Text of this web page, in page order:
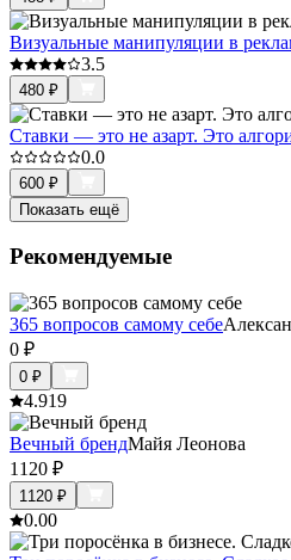
Визуальные манипуляции в
3.5
480 ₽
Ставки — это не азарт. Это
0.0
600 ₽
Показать ещё
Рекомендуемые
365 вопросов самому себе
0 ₽
0 ₽
4.919
Вечный брендМайя Леонова
1120 ₽
1120 ₽
0.00